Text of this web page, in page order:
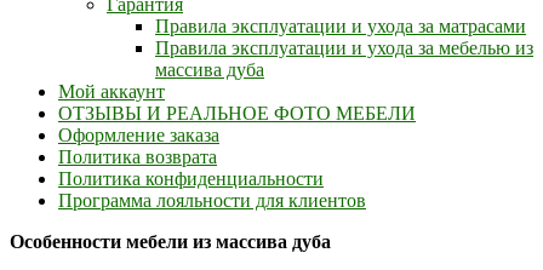
Правила эксплуатации и ухода за матрасами
Правила эксплуатации и ухода за мебелью из
массива дуба
Мой аккаунт
ОТЗЫВЫ И РЕАЛЬНОЕ ФОТО МЕБЕЛИ
Оформление заказа
Политика возврата
Политика конфиденциальности
Программа лояльности для клиентов
Особенности мебели из массива дуба